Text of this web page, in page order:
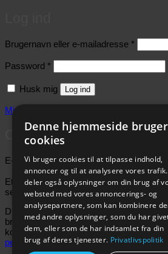
Brugernavn eller e-mailadresse *
Password *
Husk mig Log ind
Mistet dit password?
Opret konto
E-mailadresse*Påkrævet
Et link til en side, hvor du kan oprette en
sendt til din e-mailadresse.
Dine personlige data vil blive anvendt til
brugeroplevelse på webshoppen, til at
konto, og til andre formål, som er
personoplysninger.
Denne hjemmeside bruger
cookies
Vi bruger cookies til at tilpasse indhold,
annoncer og til at analysere vores trafik.
deler også oplysninger om din brug af
websted med vores annoncerings- og
analysepartnere, som kan kombinere
med andre oplysninger, som du har
dem, eller som de har indsamlet fra din
brug af deres tjenester. Privatlivspolitik